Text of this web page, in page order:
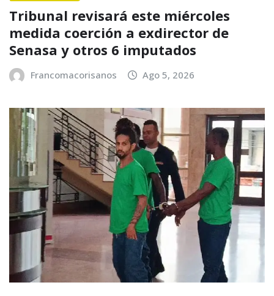
Tribunal revisará este miércoles
medida coerción a exdirector de
Senasa y otros 6 imputados
Francomacorisanos Ago 5, 2026